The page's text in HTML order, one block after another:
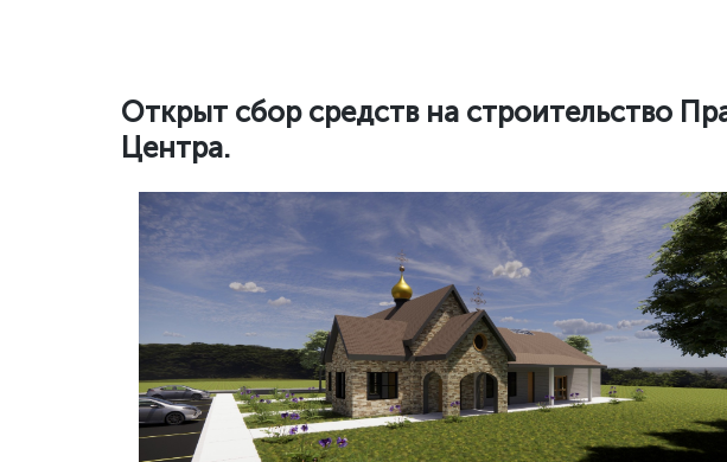
Открыт сбор средств на строительство
Центра.